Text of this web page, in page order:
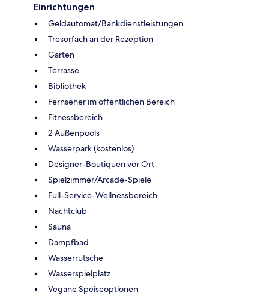
Einrichtungen
Geldautomat/Bankdienstleistungen
Tresorfach an der Rezeption
Garten
Terrasse
Bibliothek
Fernseher im öffentlichen Bereich
Fitnessbereich
2 Außenpools
Wasserpark (kostenlos)
Designer-Boutiquen vor Ort
Spielzimmer/Arcade-Spiele
Full-Service-Wellnessbereich
Nachtclub
Sauna
Dampfbad
Wasserrutsche
Wasserspielplatz
Vegane Speiseoptionen